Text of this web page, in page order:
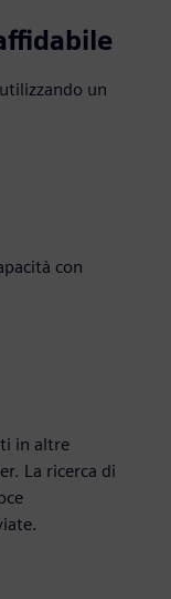
un
con
in altre
La ricerca di